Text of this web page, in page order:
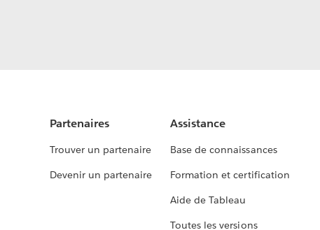
Partenaires
Trouver un partenaire
Devenir un partenaire
Assistance
Base de connaissances
Formation et certification
Aide de Tableau
Toutes les versions